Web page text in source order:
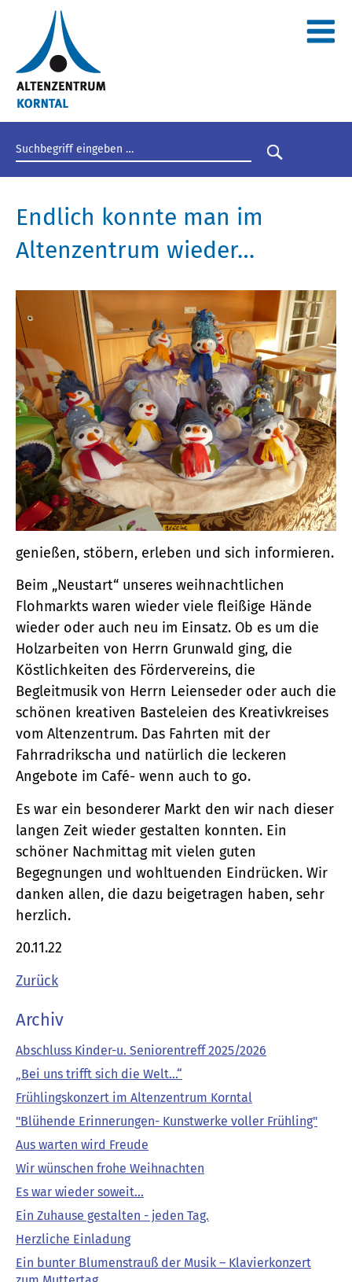
Suchbegriff eingeben
Suche
Endlich konnte man im
Altenzentrum wieder…
genießen, stöbern, erleben und sich informieren.
Beim „Neustart“ unseres weihnachtlichen
Flohmarkts waren wieder viele fleißige Hände
wieder oder auch neu im Einsatz. Ob es um die
Holzarbeiten von Herrn Grunwald ging, die
Köstlichkeiten des Fördervereins, die
Begleitmusik von Herrn Leienseder oder auch die
schönen kreativen Basteleien des Kreativkreises
vom Altenzentrum. Das Fahrten mit der
Fahrradrikscha und natürlich die leckeren
Angebote im Café- wenn auch to go.
Es war ein besonderer Markt den wir nach dieser
langen Zeit wieder gestalten konnten. Ein
schöner Nachmittag mit vielen guten
Begegnungen und wohltuenden Eindrücken. Wir
danken allen, die dazu beigetragen haben, sehr
herzlich.
20.11.22
Zurück
Archiv
Abschluss Kinder-u. Seniorentreff 2025/2026
„Bei uns trifft sich die Welt…“
Frühlingskonzert im Altenzentrum Korntal
"Blühende Erinnerungen- Kunstwerke voller Frühling"
Aus warten wird Freude
Wir wünschen frohe Weihnachten
Es war wieder soweit...
Ein Zuhause gestalten - jeden Tag.
Herzliche Einladung
Ein bunter Blumenstrauß der Musik – Klavierkonzert